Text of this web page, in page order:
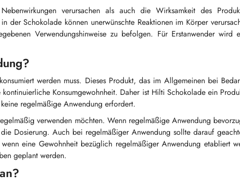
verursachen als auch die Wirksamkeit des
der Schokolade können unerwünschte Reaktionen im Körper
Verwendungshinweise zu befolgen. Für Erstanwender wird
werden muss. Dieses Produkt, das im Allgemeinen bei
Konsumgewohnheit. Daher ist Hilti Schokolade ein
regelmäßige Anwendung erfordert.
verwenden möchten. Wenn regelmäßige Anwendung
Dosierung. Auch bei regelmäßiger Anwendung sollte darauf
eine Gewohnheit bezüglich regelmäßiger Anwendung etabliert
geplant werden.